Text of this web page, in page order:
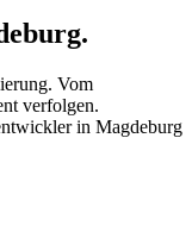
.
Vom
verfolgen.
in Magdeburg